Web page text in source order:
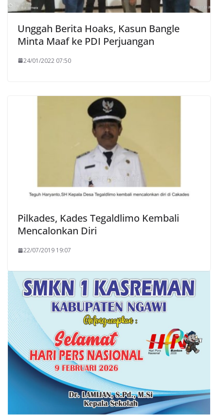
Unggah Berita Hoaks, Kasun Bangle
Minta Maaf ke PDI Perjuangan
24/01/2022 07:50
Pilkades, Kades Tegaldlimo Kembali
Mencalonkan Diri
22/07/2019 19:07